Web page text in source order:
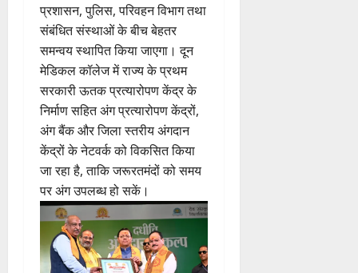
प्रशासन, पुलिस, परिवहन विभाग तथा
संबंधित संस्थाओं के बीच बेहतर
समन्वय स्थापित किया जाएगा। दून
मेडिकल कॉलेज में राज्य के प्रथम
सरकारी ऊतक प्रत्यारोपण केंद्र के
निर्माण सहित अंग प्रत्यारोपण केंद्रों,
अंग बैंक और जिला स्तरीय अंगदान
केंद्रों के नेटवर्क को विकसित किया
जा रहा है, ताकि जरूरतमंदों को समय
पर अंग उपलब्ध हो सकें।